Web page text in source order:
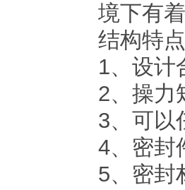
境下有
结构特
1、设计
2、操力
3、可以
4、密封
5、密封